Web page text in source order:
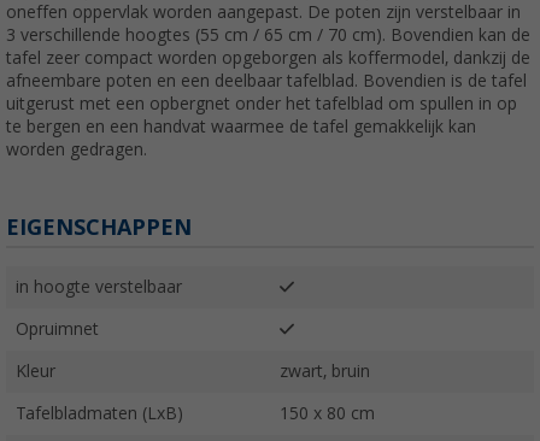
oneffen oppervlak worden aangepast. De poten zijn verstelbaar in
3 verschillende hoogtes (55 cm / 65 cm / 70 cm). Bovendien kan de
tafel zeer compact worden opgeborgen als koffermodel, dankzij de
afneembare poten en een deelbaar tafelblad. Bovendien is de tafel
uitgerust met een opbergnet onder het tafelblad om spullen in op
te bergen en een handvat waarmee de tafel gemakkelijk kan
worden gedragen.
EIGENSCHAPPEN
in hoogte verstelbaar
Opruimnet
Kleur zwart, bruin
Tafelbladmaten (LxB) 150 x 80 cm